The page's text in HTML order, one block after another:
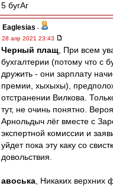
5 бугАг
Eaglesias -
28 апр 2021 23:43
Черный плащ , При всем
бухгалтерии (потому что с
дружить - они зарплату
премии, хыхыхы),
отстранении Вилкова.
тут, не очинь понятно.
Арнольдыч лёг вместе с
экспертной комиссии и
уйдет пока эту каку со
довольствия.
авоська , Никаких верхних